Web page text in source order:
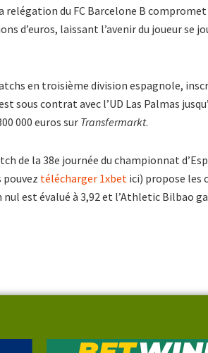
relégation du FC Barcelone B compromet
d’euros, laissant l’avenir du joueur se
en troisième division espagnole,
sous contrat avec l’UD Las Palmas
000 euros sur Transfermarkt.
de la 38e journée du championnat
pouvez télécharger 1xbet ici) propose les
est évalué à 3,92 et l’Athletic Bilbao